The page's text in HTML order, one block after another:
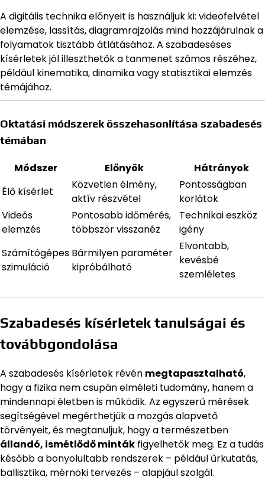
A digitális technika előnyeit is használjuk ki: videofelvétel
elemzése, lassítás, diagramrajzolás mind hozzájárulnak a
folyamatok tisztább átlátásához. A szabadeséses
kísérletek jól illeszthetők a tanmenet számos részéhez,
például kinematika, dinamika vagy statisztikai elemzés
témájához.
Oktatási módszerek összehasonlítása szabadesés
témában
Módszer Előnyök
Hátrányok
Élő kísérlet
Közvetlen élmény,
aktív részvétel
Pontosságban
korlátok
Videós
elemzés
Pontosabb időmérés,
többször visszanéz
Technikai eszköz
igény
Számítógépes
szimuláció
Bármilyen paraméter
kipróbálható
Elvontabb,
kevésbé
szemléletes
Szabadesés kísérletek tanulságai és
továbbgondolása
A szabadesés kísérletek révén megtapasztalható,
hogy a fizika nem csupán elméleti tudomány, hanem a
mindennapi életben is működik. Az egyszerű mérések
segítségével megérthetjük a mozgás alapvető
törvényeit, és megtanuljuk, hogy a természetben
állandó, ismétlődő minták figyelhetők meg. Ez a tudás
később a bonyolultabb rendszerek – például űrkutatás,
ballisztika, mérnöki tervezés – alapjául szolgál.